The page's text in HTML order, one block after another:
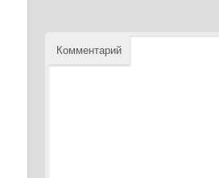
Комментарий